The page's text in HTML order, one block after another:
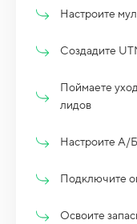
Настроите
Создадите
Поймаете
лидов
Настроите А/
Подключите
Освоите